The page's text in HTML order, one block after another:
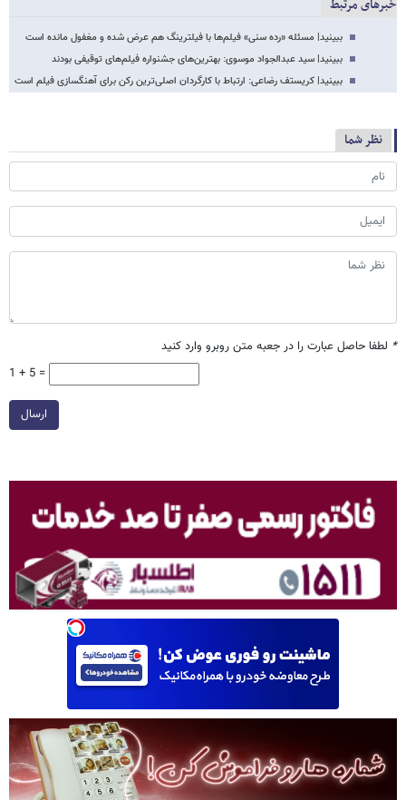
خبرهای مرتبط
ببینید| مسئله «رده سنی» فیلم‌ها با فیلترینگ هم عرض شده و مغفول مانده است
ببینید| سید عبدالجواد موسوی: بهترین‌های جشنواره فیلم‌های توقیفی بودند
ببینید| کریستف رضاعی: ارتباط با کارگردان اصلی‌ترین رکن برای آهنگسازی فیلم است
نظر شما
* لطفا حاصل عبارت را در جعبه متن روبرو وارد کنید
1 + 5 =
ارسال